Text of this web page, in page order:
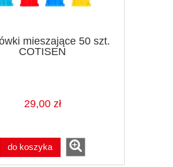
mieszające 50 szt.
COTISEN
29,00 zł
do koszyka